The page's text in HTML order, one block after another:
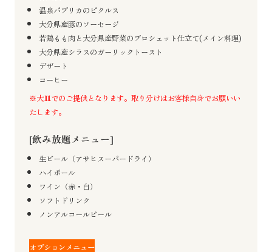
温泉パプリカのピクルス
大分県産豚のソーセージ
若鶏もも肉と大分県産野菜のブロシェット仕立て(メイン料理)
大分県産シラスのガーリックトースト
デザート
コーヒー
※大皿でのご提供となります。取り分けはお客様自身でお願いい
たします。
[飲み放題メニュー]
生ビール（アサヒスーパードライ）
ハイボール
ワイン（赤・白）
ソフトドリンク
ノンアルコールビール
オプションメニュー